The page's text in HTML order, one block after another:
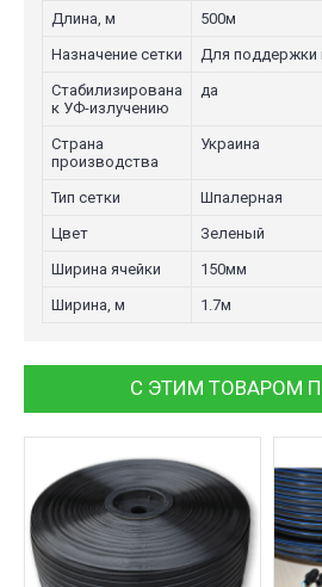
Длина, м
500м
Назначение сетки
Для поддержки
Стабилизирована
к УФ-излучению
да
Страна
производства
Украина
Тип сетки
Шпалерная
Цвет
Зеленый
Ширина ячейки
150мм
Ширина, м
1.7м
С ЭТИМ ТОВАРОМ